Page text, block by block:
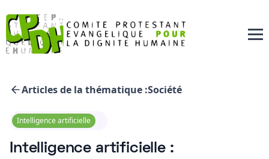
Articles de la thématique :Société
Intelligence artificielle
Intelligence artificielle :